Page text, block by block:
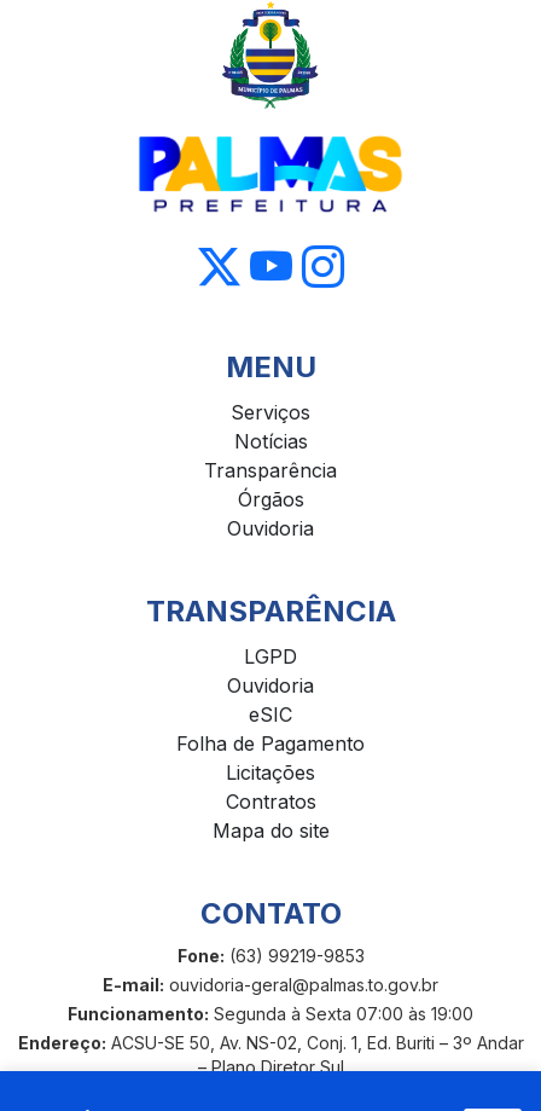
MENU
Serviços
Notícias
Transparência
Órgãos
Ouvidoria
TRANSPARÊNCIA
LGPD
Ouvidoria
eSIC
Folha de Pagamento
Licitações
Contratos
Mapa do site
CONTATO
Fone: (63) 99219-9853
E-mail: ouvidoria-geral@palmas.to.gov.br
Funcionamento: Segunda à Sexta 07:00 às 19:00
Endereço: ACSU-SE 50, Av. NS-02, Conj. 1, Ed. Buriti – 3º Andar
– Plano Diretor Sul